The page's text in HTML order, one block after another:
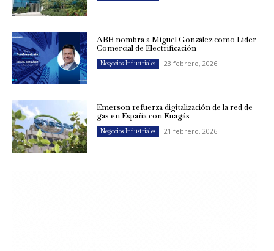
ABB nombra a Miguel González como Líder
Comercial de Electrificación
Negocios Industriales 23 febrero, 2026
Emerson refuerza digitalización de la red de
gas en España con Enagás
Negocios Industriales 21 febrero, 2026